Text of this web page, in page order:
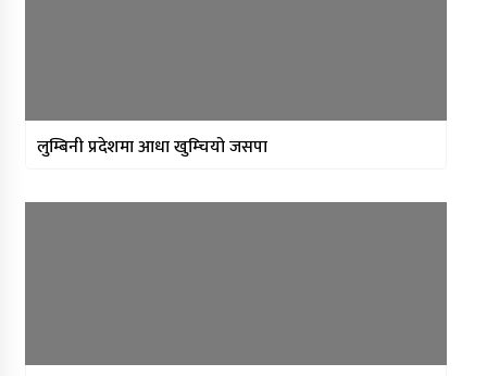
लुम्बिनी प्रदेशमा आधा खुम्चियो जसपा